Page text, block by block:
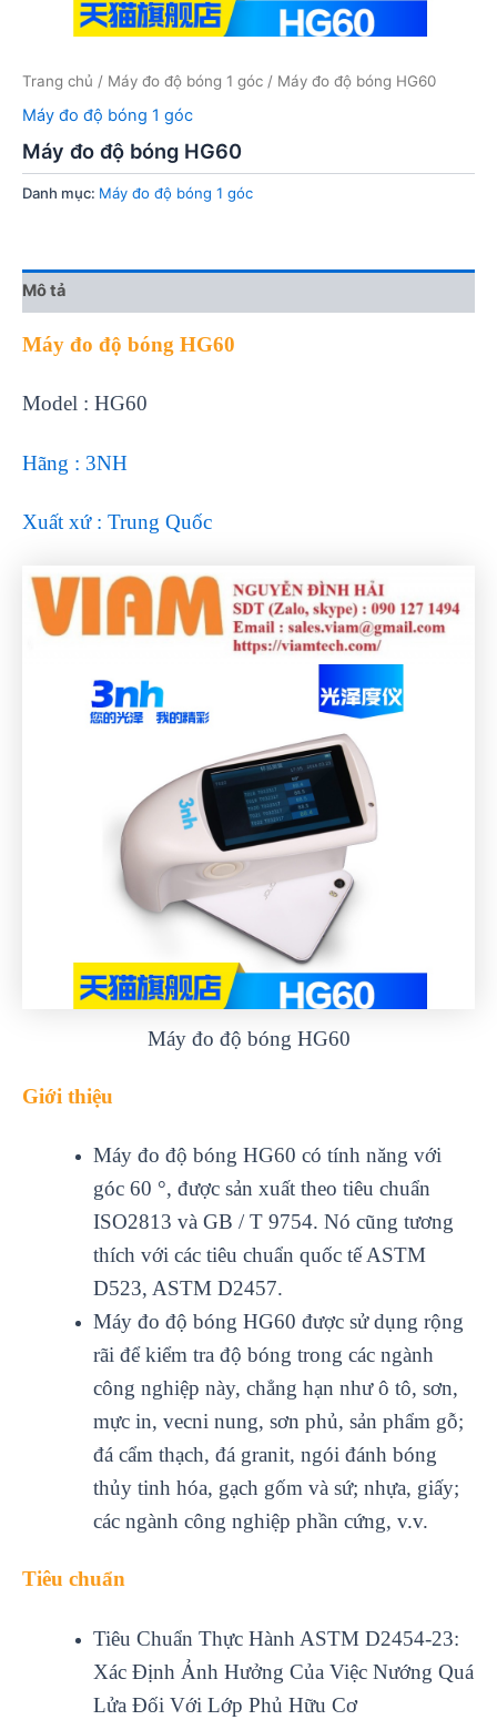
Trang chủ / Máy đo độ bóng 1 góc / Máy đo độ bóng HG60
Máy đo độ bóng 1 góc
Máy đo độ bóng HG60
Danh mục: Máy đo độ bóng 1 góc
Mô tả
Máy đo độ bóng HG60
Model : HG60
Hãng : 3NH
Xuất xứ : Trung Quốc
Máy đo độ bóng HG60
Giới thiệu
Máy đo độ bóng HG60 có tính năng với
góc 60 °, được sản xuất theo tiêu chuẩn
ISO2813 và GB / T 9754. Nó cũng tương
thích với các tiêu chuẩn quốc tế ASTM
D523, ASTM D2457.
Máy đo độ bóng HG60 được sử dụng rộng
rãi để kiểm tra độ bóng trong các ngành
công nghiệp này, chẳng hạn như ô tô, sơn,
mực in, vecni nung, sơn phủ, sản phẩm gỗ;
đá cẩm thạch, đá granit, ngói đánh bóng
thủy tinh hóa, gạch gốm và sứ; nhựa, giấy;
các ngành công nghiệp phần cứng, v.v.
Tiêu chuẩn
Tiêu Chuẩn Thực Hành ASTM D2454-23:
Xác Định Ảnh Hưởng Của Việc Nướng Quá
Lửa Đối Với Lớp Phủ Hữu Cơ